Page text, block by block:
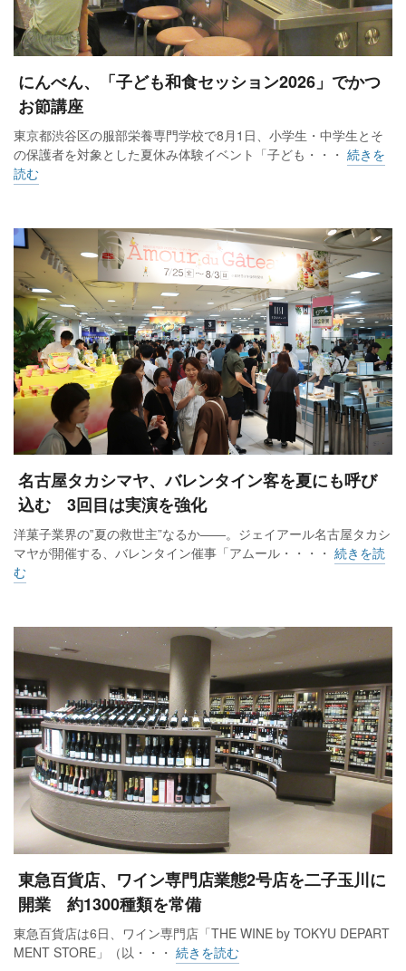
にんべん、「子ども和食セッション2026」でかつ
お節講座
東京都渋谷区の服部栄養専門学校で8月1日、小学生・中学生とそ
の保護者を対象とした夏休み体験イベント「子ども・・・ 続きを
読む
名古屋タカシマヤ、バレンタイン客を夏にも呼び
込む 3回目は実演を強化
洋菓子業界の‟夏の救世主”なるか――。ジェイアール名古屋タカシ
マヤが開催する、バレンタイン催事「アムール・・・・ 続きを読
む
東急百貨店、ワイン専門店業態2号店を二子玉川に
開業 約1300種類を常備
東急百貨店は6日、ワイン専門店「THE WINE by TOKYU DEPART
MENT STORE」（以・・・ 続きを読む